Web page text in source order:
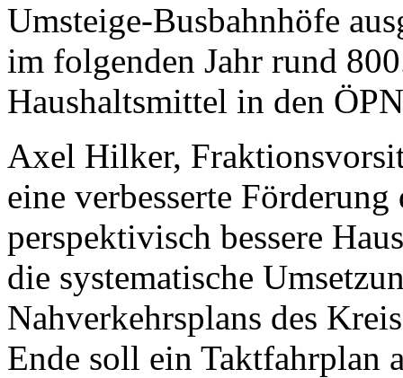
Umsteige-Busbahnhöfe
im folgenden Jahr rund
Haushaltsmittel in den
Axel Hilker,
eine verbesserte
perspektivisch bessere
die systematische
Nahverkehrsplans des
Ende soll ein Taktfahrplan